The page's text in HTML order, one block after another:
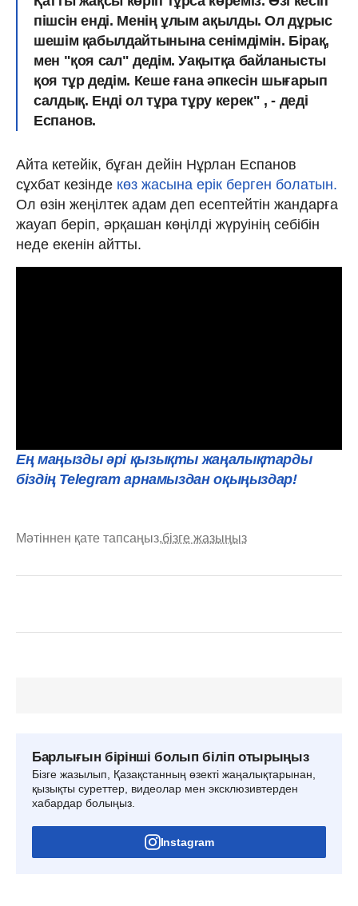
пішсін енді. Менің ұлым ақылды. Ол дұрыс
шешім қабылдайтынына сенімдімін. Бірақ,
мен "қоя сал" дедім. Уақытқа байланысты
қоя тұр дедім. Кеше ғана әпкесін шығарып
салдық. Енді ол тұра тұру керек" , - деді
Еспанов.
Айта кетейік, бұған дейін Нұрлан Еспанов
сұхбат кезінде көз жасына ерік берген болатын.
Ол өзін жеңілтек адам деп есептейтін жандарға
жауап беріп, әрқашан көңілді жүруінің себібін
неде екенін айтты.
Ең маңызды әрі қызықты жаңалықтарды
біздің Telegram арнамыздан оқыңыздар!
Мәтіннен қате тапсаңыз,бізге жазыңыз
Барлығын бірінші болып біліп отырыңыз
Бізге жазылып, Қазақстанның өзекті жаңалықтарынан,
қызықты суреттер, видеолар мен эксклюзивтерден
хабардар болыңыз.
Instagram